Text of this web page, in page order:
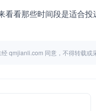
看那些时间段是适合投
qmjianli.com 同意，不得转载或采